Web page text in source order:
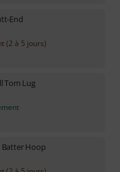
End
(2 à 5 jours)
Tom Lug
Batter Hoop